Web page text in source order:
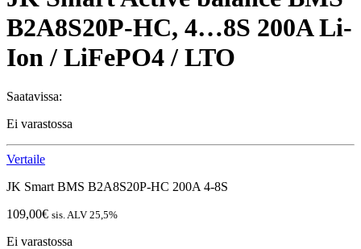
B2A8S20P-HC, 4…8S 200A Li-
Ion / LiFePO4 / LTO
Saatavissa:
Ei varastossa
Vertaile
JK Smart BMS B2A8S20P-HC 200A 4-8S
109,00€ sis. ALV 25,5%
Ei varastossa